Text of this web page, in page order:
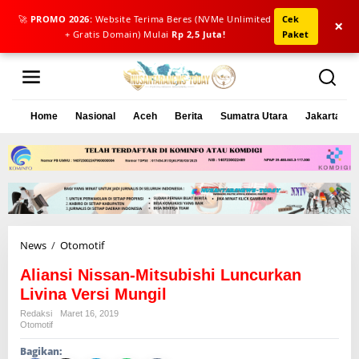
🚀 PROMO 2026: Website Terima Beres (NVMe Unlimited
+ Gratis Domain) Mulai Rp 2,5 Juta!
Cek
Paket
×
L
Home Nasional Aceh Berita Sumatra Utara Jakarta
News / OtomotifA
i
a
s
i
Aliansi Nissan-Mitsubishi Luncurkan
Livina Versi Mungil
Redaksi
Maret 16, 2019
Otomotif
Bagikan: